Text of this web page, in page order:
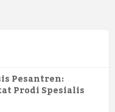
Pesantren:
Prodi Spesialis
UNIMUS di